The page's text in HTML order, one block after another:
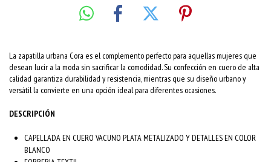
La zapatilla urbana Cora es el complemento perfecto para aquellas mujeres que
desean lucir a la moda sin sacrificar la comodidad. Su confección en cuero de alta
calidad garantiza durabilidad y resistencia, mientras que su diseño urbano y
versátil la convierte en una opción ideal para diferentes ocasiones.
DESCRIPCIÓN
CAPELLADA EN CUERO VACUNO PLATA METALIZADO Y DETALLES EN COLOR
BLANCO